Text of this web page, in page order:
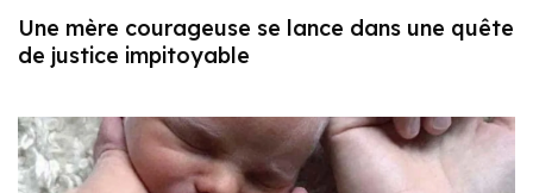
Une mère courageuse se lance dans une quête
de justice impitoyable